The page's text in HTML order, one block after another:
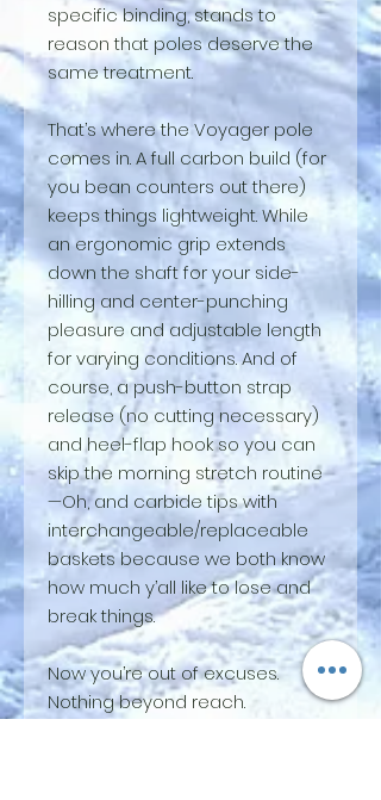
specific binding, stands to
reason that poles deserve the
same treatment.
That’s where the Voyager pole
comes in. A full carbon build (for
you bean counters out there)
keeps things lightweight. While
an ergonomic grip extends
down the shaft for your side-
hilling and center-punching
pleasure and adjustable length
for varying conditions. And of
course, a push-button strap
release (no cutting necessary)
and heel-flap hook so you can
skip the morning stretch routine
—Oh, and carbide tips with
interchangeable/replaceable
baskets because we both know
how much y’all like to lose and
break things.
Now you’re out of excuses.
Nothing beyond reach.